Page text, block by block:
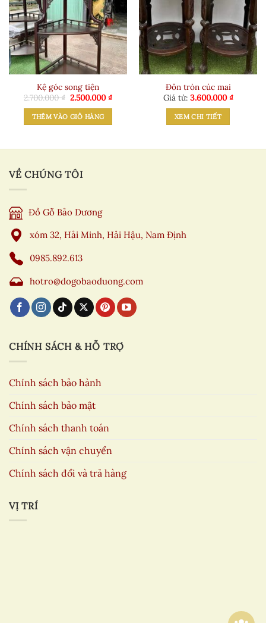
Kệ góc song tiện
2.700.000₫ Giá
gốc
là:
2.700.000 ₫.
2.500.000₫Giá
2.500.000 ₫.
THÊM VÀO GIỎ HÀNG
Đôn tròn cúc mai
Giá từ: 3.600.000₫
XEM CHI TIẾT
VỀ CHÚNG TÔI
Đồ Gỗ Bảo Dương
xóm 32, Hải Minh, Hải Hậu, Nam Định
0985.892.613
hotro@dogobaoduong.com
CHÍNH SÁCH & HỖ TRỢ
Chính sách bảo hành
Chính sách bảo mật
Chính sách thanh toán
Chính sách vận chuyển
Chính sách đổi và trả hàng
VỊ TRÍ